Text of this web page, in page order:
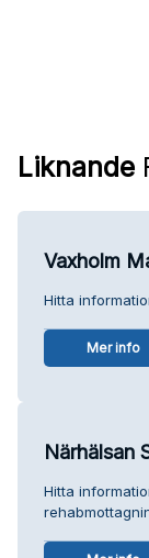
Liknande
Vaxholm
Hitta
Mer info
Närhälsan
Hitta